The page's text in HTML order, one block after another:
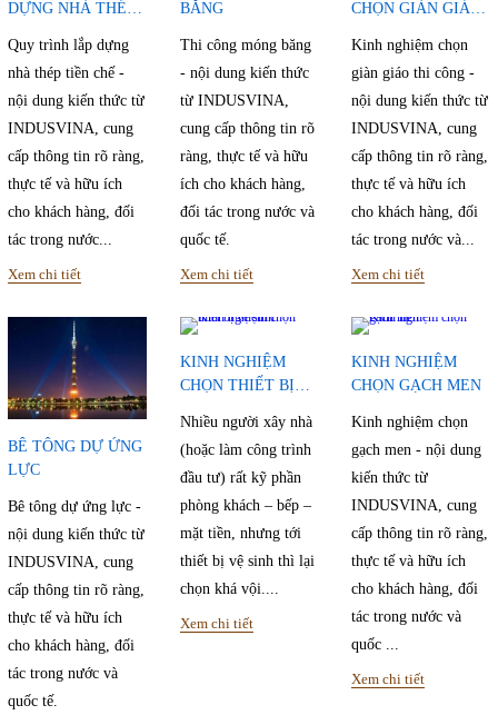
DỰNG NHÀ THÉP
Quy trình lắp dựng
nhà thép tiền chế -
nội dung kiến thức từ
INDUSVINA, cung
cấp thông tin rõ ràng,
thực tế và hữu ích
cho khách hàng, đối
tác trong nước...
Xem chi tiết
BĂNG
Thi công móng băng
- nội dung kiến thức
từ INDUSVINA,
cung cấp thông tin rõ
ràng, thực tế và hữu
ích cho khách hàng,
đối tác trong nước và
quốc tế.
Xem chi tiết
CHỌN GIÀN GIÁO
Kinh nghiệm chọn
giàn giáo thi công -
nội dung kiến thức từ
INDUSVINA, cung
cấp thông tin rõ ràng,
thực tế và hữu ích
cho khách hàng, đối
tác trong nước và...
Xem chi tiết
BÊ TÔNG DỰ ỨNG
LỰC
Bê tông dự ứng lực -
nội dung kiến thức từ
INDUSVINA, cung
cấp thông tin rõ ràng,
thực tế và hữu ích
cho khách hàng, đối
tác trong nước và
quốc tế.
KINH NGHIỆM
CHỌN THIẾT BỊ
Nhiều người xây nhà
(hoặc làm công trình
đầu tư) rất kỹ phần
phòng khách – bếp –
mặt tiền, nhưng tới
thiết bị vệ sinh thì lại
chọn khá vội....
Xem chi tiết
KINH NGHIỆM
CHỌN GẠCH MEN
Kinh nghiệm chọn
gạch men - nội dung
kiến thức từ
INDUSVINA, cung
cấp thông tin rõ ràng,
thực tế và hữu ích
cho khách hàng, đối
tác trong nước và
quốc ...
Xem chi tiết